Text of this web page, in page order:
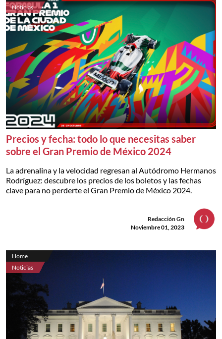
Noticias
Precios y fecha: todo lo que necesitas saber
sobre el Gran Premio de México 2024
La adrenalina y la velocidad regresan al Autódromo Hermanos
Rodríguez: descubre los precios de los boletos y las fechas
clave para no perderte el Gran Premio de México 2024.
Redacción Gn
Noviembre 01, 2023
Home
Noticias